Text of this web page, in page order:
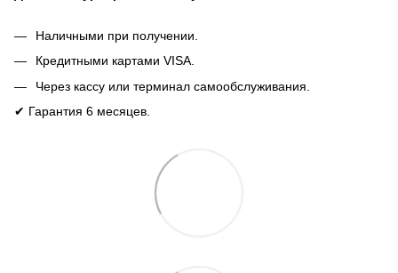
Наличными при получении.
Кредитными картами VISA.
Через кассу или терминал самообслуживания.
✔ Гарантия 6 месяцев.